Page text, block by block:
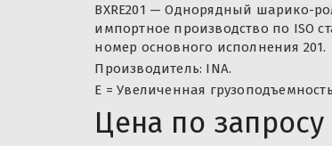
BXRE201 — Однорядный шарико-
импортное производство по ISO
номер основного исполнения 201.
Производитель: INA.
Е = Увеличенная
Цена по запросу